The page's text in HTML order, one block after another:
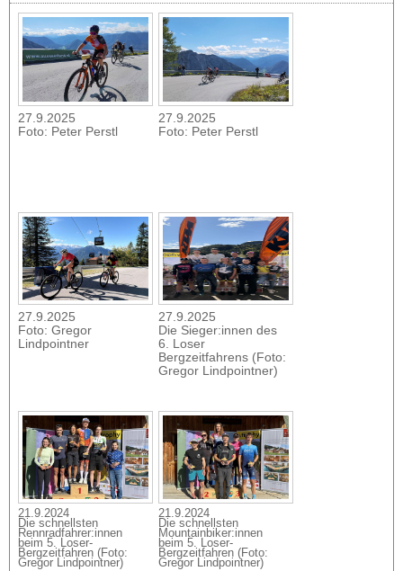
27.9.2025
Foto: Peter Perstl
27.9.2025
Foto: Peter Perstl
27.9.2025
Foto: Gregor
Lindpointner
27.9.2025
Die Sieger:innen des
6. Loser
Bergzeitfahrens (Foto:
Gregor Lindpointner)
21.9.2024
Die schnellsten
Rennradfahrer:innen
beim 5. Loser-
Bergzeitfahren (Foto:
Gregor Lindpointner)
21.9.2024
Die schnellsten
Mountainbiker:innen
beim 5. Loser-
Bergzeitfahren (Foto:
Gregor Lindpointner)